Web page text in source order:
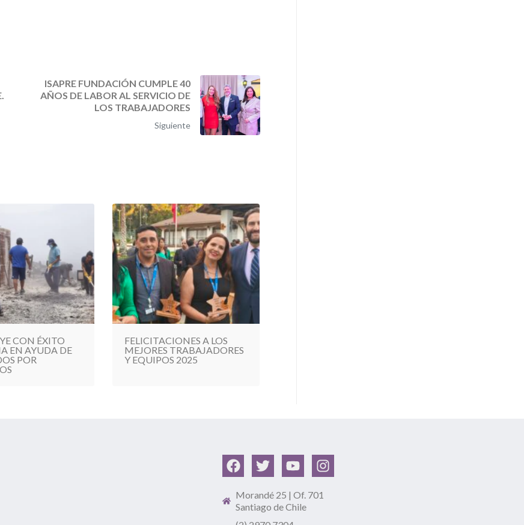
ISAPRE FUNDACIÓN CUMPLE 40
AÑOS DE LABOR AL SERVICIO DE
LOS TRABAJADORES
Siguiente
CON ÉXITO
EN AYUDA DE
POR
FELICITACIONES A LOS
MEJORES TRABAJADORES
Y EQUIPOS 2025
Morandé 25 | Of. 701
Santiago de Chile